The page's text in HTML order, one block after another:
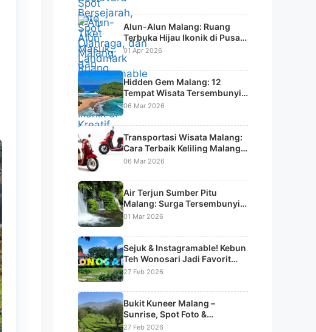
Instagramable Kota
Alun-Alun Malang: Ruang
Terbuka Hijau Ikonik di Pusat
Kota
01 Apr 2026
Hidden Gem Malang: 12
Tempat Wisata Tersembunyi
di Malang Raya yang Jarang
06 Mar 2026
Transportasi Wisata Malang:
Cara Terbaik Keliling Malang &
Batu Tanpa Ribet
06 Mar 2026
Air Terjun Sumber Pitu
Malang: Surga Tersembunyi
dengan 7 Aliran Air Terjun
01 Mar 2026
Sejuk & Instagramable! Kebun
Teh Wonosari Jadi Favorit
Liburan di Lawang
27 Feb 2026
Bukit Kuneer Malang –
Sunrise, Spot Foto &
Panorama Kebun Teh
27 Feb 2026